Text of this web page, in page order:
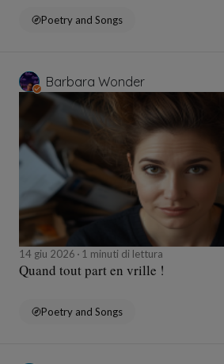
Poetry and Songs
Barbara Wonder
14 giu 2026 1 minuti di lettura
Quand tout part en vrille !
Poetry and Songs